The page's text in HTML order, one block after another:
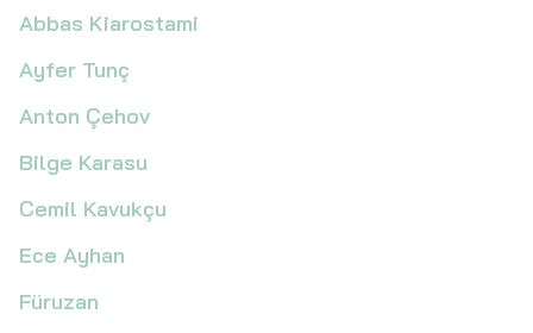
Abbas Kiarostami
Ayfer Tunç
Anton Çehov
Bilge Karasu
Cemil Kavukçu
Ece Ayhan
Füruzan